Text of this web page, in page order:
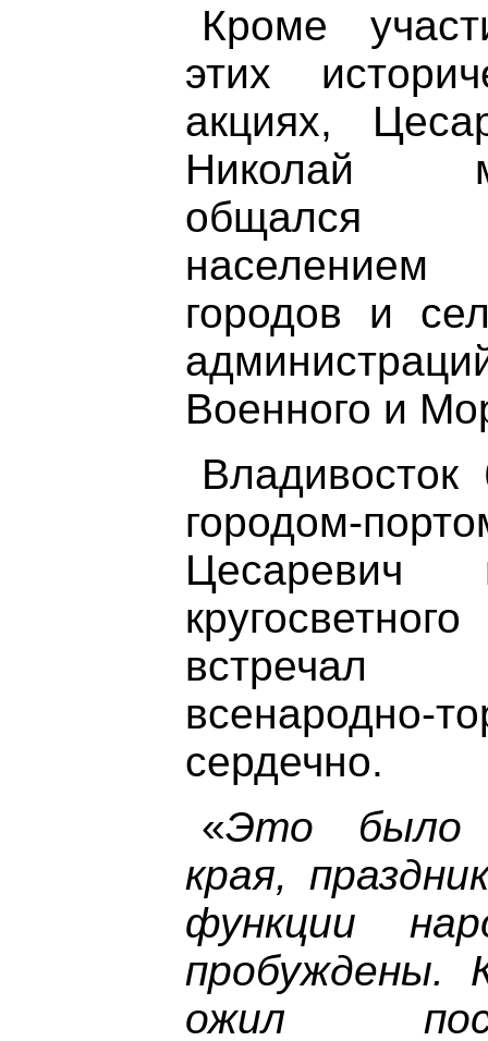
Кроме
этих
акциях,
Николай
населением
городов и
Военного и
городом-
Цесаревич
встречал
всенародно-
сердечно.
«Это было
края,
функции
пробуждены.
ожил